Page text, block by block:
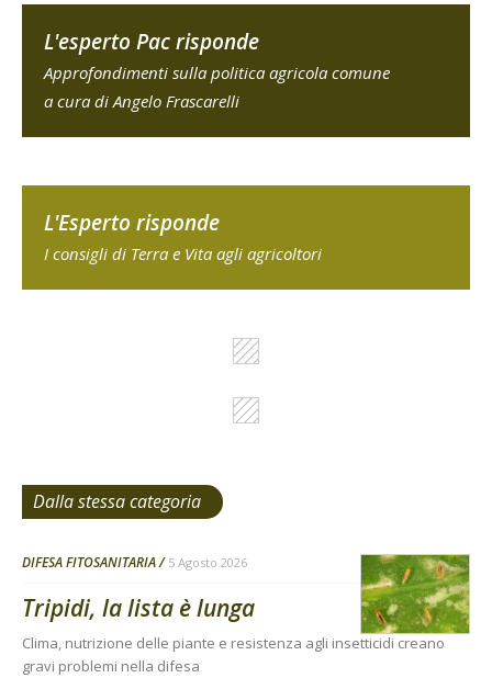
L'esperto Pac risponde
Approfondimenti sulla politica agricola comune
a cura di Angelo Frascarelli
L'Esperto risponde
I consigli di Terra e Vita agli agricoltori
Dalla stessa categoria
DIFESA FITOSANITARIA 5 Agosto 2026
Tripidi, la lista è lunga
Clima, nutrizione delle piante e resistenza agli insetticidi creano
gravi problemi nella difesa